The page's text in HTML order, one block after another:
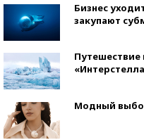
Бизнес
закупают
Модный